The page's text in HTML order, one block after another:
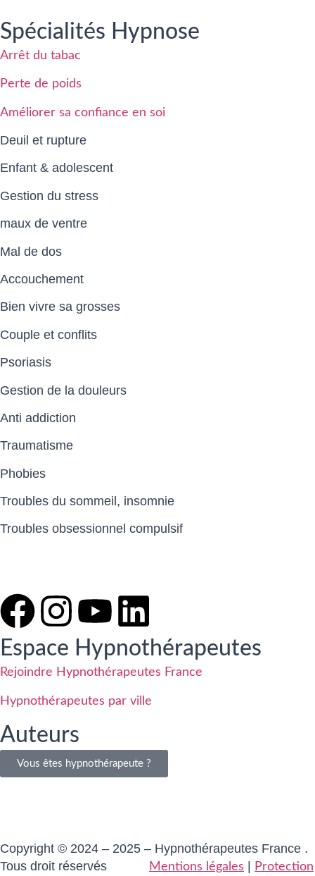
Spécialités Hypnose
Arrêt du tabac
Perte de poids
Améliorer sa confiance en soi
Deuil et rupture
Enfant & adolescent
Gestion du stress
maux de ventre
Mal de dos
Accouchement
Bien vivre sa grosses
Couple et conflits
Psoriasis
Gestion de la douleurs
Anti addiction
Traumatisme
Phobies
Troubles du sommeil, insomnie
Troubles obsessionnel compulsif
Espace Hypnothérapeutes
Rejoindre Hypnothérapeutes France
Hypnothérapeutes par ville
Auteurs
Vous êtes hypnothérapeute ?
Copyright © 2024 – 2025 – Hypnothérapeutes France .
Tous droit réservés
Mentions légales Protection